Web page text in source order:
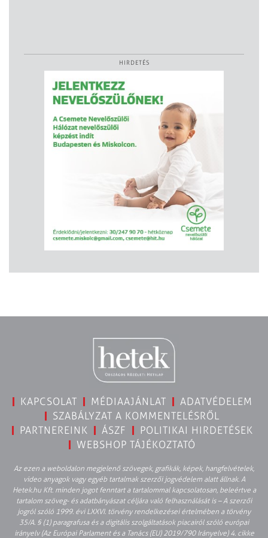
HIRDETÉS
KAPCSOLAT MÉDIAAJÁNLAT
ADATVÉDELEM
SZABÁLYZAT A KOMMENTELÉSRŐL
PARTNEREINK
ÁSZF
POLITIKAI HIRDETÉSEK
WEBSHOP TÁJÉKOZTATÓ
Az ezen a weboldalon megjelenő szövegek, grafikák, képek, hangfelvételek,
video anyagok vagy egyéb tartalmak szerzői jogvédelem alatt állnak. A
Hetek.hu Kft. minden jogot fenntart a tartalommal kapcsolatosan, beleértve a
tartalom szöveg- és adatbányászat céljára való felhasználását is – A szerzői
jogról szóló 1999. évi LXXVI. törvény rendelkezései értelmében a törvény
35/A. § (1) paragrafusa és a digitális szolgáltatások piacairól szóló európai
irányelv (Az Európai Parlament és a Tanács (EU) 2019/790 Irányelve) 4. cikke